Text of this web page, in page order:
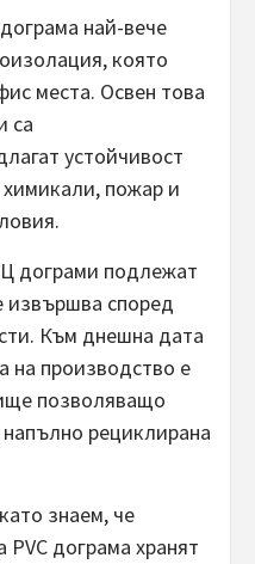
най-вече
която
места. Освен това
са
устойчивост
пожар и
дограми подлежат
извършва според
Към днешна дата
на производство е
позволяващо
рециклирана
знаем, че
дограма хранят